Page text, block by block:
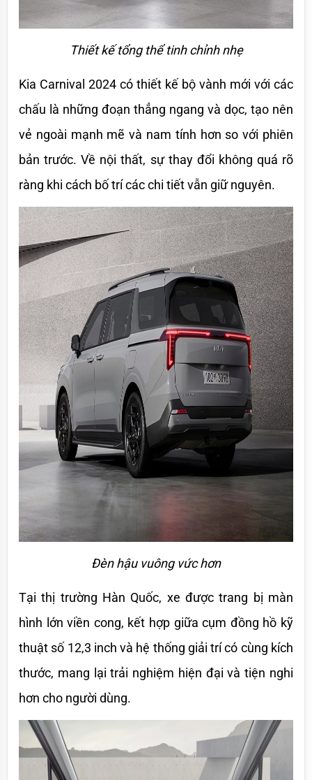
Thiết kế tổng thể tinh chỉnh nhẹ
Kia Carnival 2024 có thiết kế bộ vành mới với các
chấu là những đoạn thẳng ngang và dọc, tạo nên
vẻ ngoài mạnh mẽ và nam tính hơn so với phiên
bản trước. Về nội thất, sự thay đổi không quá rõ
ràng khi cách bố trí các chi tiết vẫn giữ nguyên.
Đèn hậu vuông vức hơn
Tại thị trường Hàn Quốc, xe được trang bị màn
hình lớn viền cong, kết hợp giữa cụm đồng hồ kỹ
thuật số 12,3 inch và hệ thống giải trí có cùng kích
thước, mang lại trải nghiệm hiện đại và tiện nghi
hơn cho người dùng.